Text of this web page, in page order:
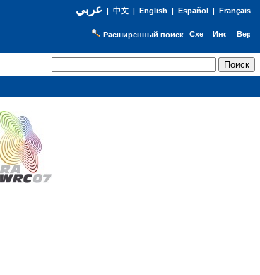
عربي| 中文| English | Español | Français
Расширенный поиск